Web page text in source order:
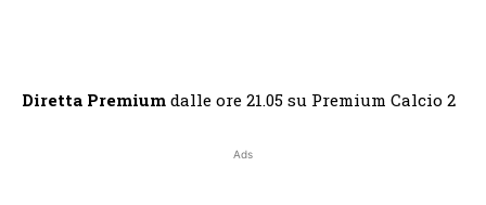
Diretta Premium dalle ore 21.05 su Premium Calcio 2
Ads